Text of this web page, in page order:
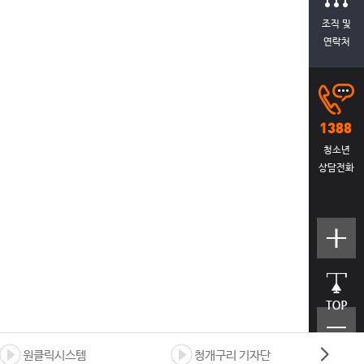
조직 및
연락처
청소년
상담전화
텍스트
크기크
게
텍스트
크기작
상단으
로 바로
가기
원클릭시스템 청개구리 기자단